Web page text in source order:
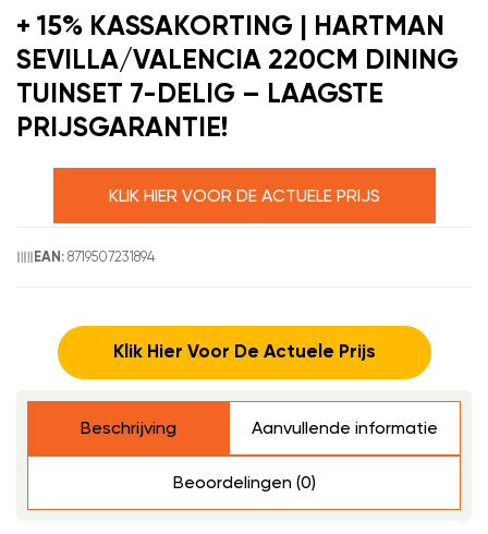
+ 15% KASSAKORTING | HARTMAN
SEVILLA/VALENCIA 220CM DINING
TUINSET 7-DELIG – LAAGSTE
PRIJSGARANTIE!
KLIK HIER VOOR DE ACTUELE PRIJS
EAN: 8719507231894
Klik Hier Voor De Actuele Prijs
Beschrijving Aanvullende informatie
Beoordelingen (0)